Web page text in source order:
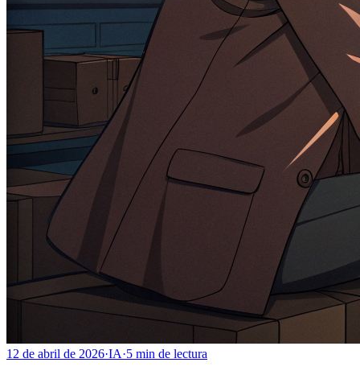
12 de abril de 2026·IA·5 min de lectura